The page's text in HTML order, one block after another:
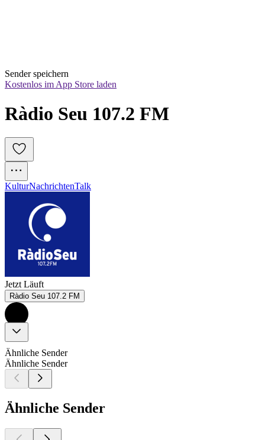
Sender speichern
Kostenlos im App Store laden
Ràdio Seu 107.2 FM
KulturNachrichtenTalk
Jetzt Läuft
Ràdio Seu 107.2 FM
Ähnliche Sender
Ähnliche Sender
Ähnliche Sender